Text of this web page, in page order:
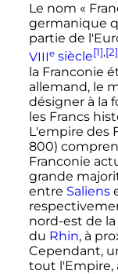
Le nom «
germanique
partie de
VIIIesiècle[1],[2]
la Franconie
allemand, le
désigner à la
les Francs
L'empire des
800)
Franconie
grande
entre Saliens
nord-est de la
du Rhin, à
Cependant,
tout l'Empire,